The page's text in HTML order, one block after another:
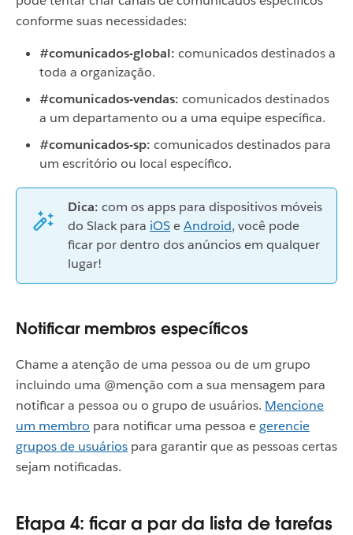
conforme suas necessidades:
#comunicados-global: comunicados destinados a
toda a organização.
#comunicados-vendas: comunicados destinados
a um departamento ou a uma equipe específica.
#comunicados-sp: comunicados destinados para
um escritório ou local específico.
Dica: com os apps para dispositivos móveis
do Slack para iOSeAndroid, você pode
ficar por dentro dos anúncios em qualquer
lugar!
Notificar membros específicos
Chame a atenção de uma pessoa ou de um grupo
incluindo uma @menção com a sua mensagem para
notificar a pessoa ou o grupo de usuários. Mencione
um membro para notificar uma pessoa egerencie
grupos de usuários para garantir que as pessoas certas
sejam notificadas.
Etapa 4: ficar a par da lista de tarefas